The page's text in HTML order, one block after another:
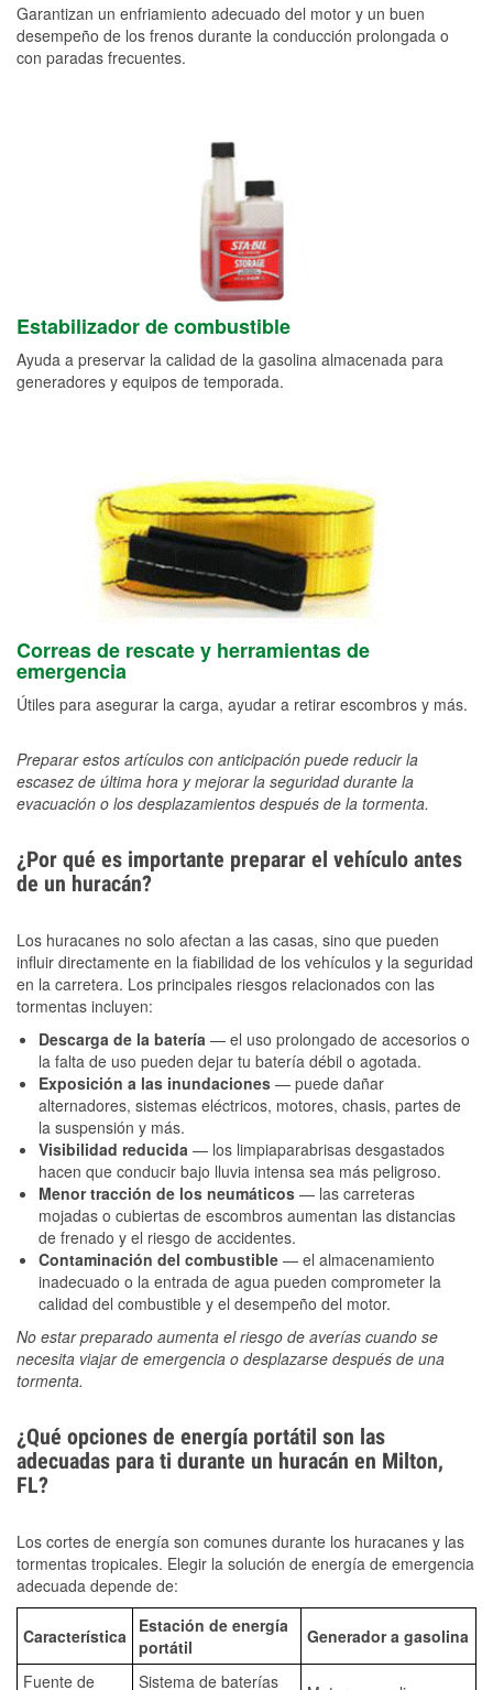
Garantizan un enfriamiento adecuado del motor y un buen
desempeño de los frenos durante la conducción prolongada o
con paradas frecuentes.
Estabilizador de combustible
Ayuda a preservar la calidad de la gasolina almacenada para
generadores y equipos de temporada.
Correas de rescate y herramientas de
emergencia
Útiles para asegurar la carga, ayudar a retirar escombros y más.
Preparar estos artículos con anticipación puede reducir la
escasez de última hora y mejorar la seguridad durante la
evacuación o los desplazamientos después de la tormenta.
¿Por qué es importante preparar el vehículo antes
de un huracán?
Los huracanes no solo afectan a las casas, sino que pueden
influir directamente en la fiabilidad de los vehículos y la seguridad
en la carretera. Los principales riesgos relacionados con las
tormentas incluyen:
Descarga de la batería — el uso prolongado de accesorios o
la falta de uso pueden dejar tu batería débil o agotada.
Exposición a las inundaciones — puede dañar
alternadores, sistemas eléctricos, motores, chasis, partes de
la suspensión y más.
Visibilidad reducida — los limpiaparabrisas desgastados
hacen que conducir bajo lluvia intensa sea más peligroso.
Menor tracción de los neumáticos — las carreteras
mojadas o cubiertas de escombros aumentan las distancias
de frenado y el riesgo de accidentes.
Contaminación del combustible — el almacenamiento
inadecuado o la entrada de agua pueden comprometer la
calidad del combustible y el desempeño del motor.
No estar preparado aumenta el riesgo de averías cuando se
necesita viajar de emergencia o desplazarse después de una
tormenta.
¿Qué opciones de energía portátil son las
adecuadas para ti durante un huracán en Milton,
FL?
Los cortes de energía son comunes durante los huracanes y las
tormentas tropicales. Elegir la solución de energía de emergencia
adecuada depende de:
Característica
Estación de energía
portátil
Generador a gasolina
Fuente de Sistema de baterías